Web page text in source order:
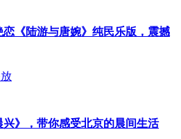
《陆游与唐婉》纯民乐版，震撼
》，带你感受北京的晨间生活